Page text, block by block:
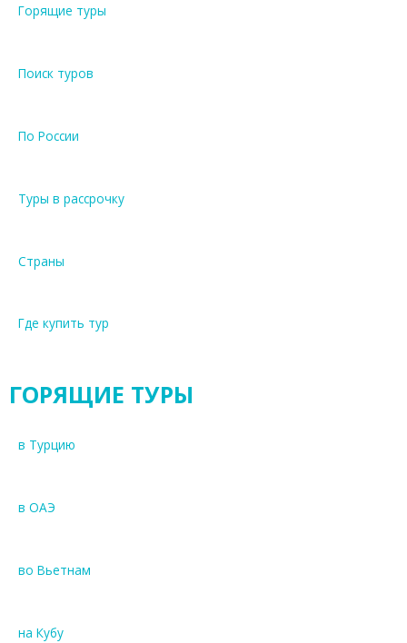
Горящие туры
Поиск туров
По России
Туры в рассрочку
Страны
Где купить тур
ГОРЯЩИЕ ТУРЫ
в Турцию
в ОАЭ
во Вьетнам
на Кубу